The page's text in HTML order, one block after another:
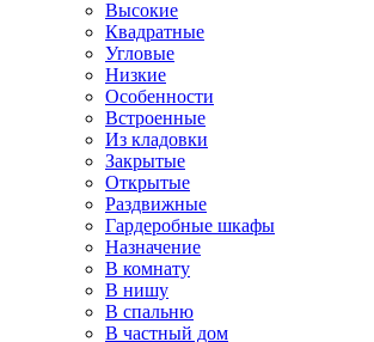
Высокие
Квадратные
Угловые
Низкие
Особенности
Встроенные
Из кладовки
Закрытые
Открытые
Раздвижные
Гардеробные шкафы
Назначение
В комнату
В нишу
В спальню
В частный дом